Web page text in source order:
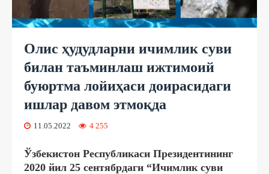
Олис ҳудудларни ичимлик суви
билан таъминлаш ижтимоий
буюртма лойиҳаси доирасидаги
ишлар давом этмоқда
11.05.2022 4 255
Ўзбекистон Республикаси Президентининг
2020 йил 25 сентябрдаги “Ичимлик суви